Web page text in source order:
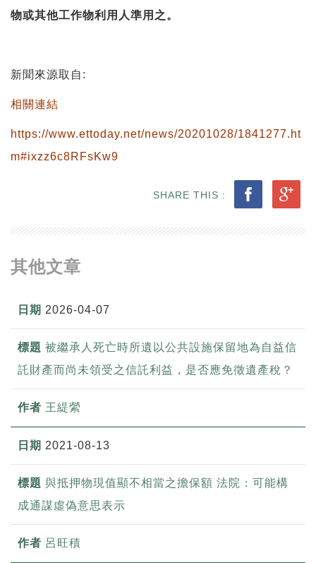
物或其他工作物利用人準用之。
新聞來源取自:
相關連結
https://www.ettoday.net/news/20201028/1841277.ht
m#ixzz6c8RFsKw9
SHARE THIS :
其他文章
2026-04-07
被繼承人死亡時所遺以公共設施保留地為自益信
託財產而尚未領受之信託利益，是否應免徵遺產稅？
王緹縈
2021-08-13
與抵押物現值顯不相當之擔保額 法院：可能構
成通謀虛偽意思表示
呂旺積